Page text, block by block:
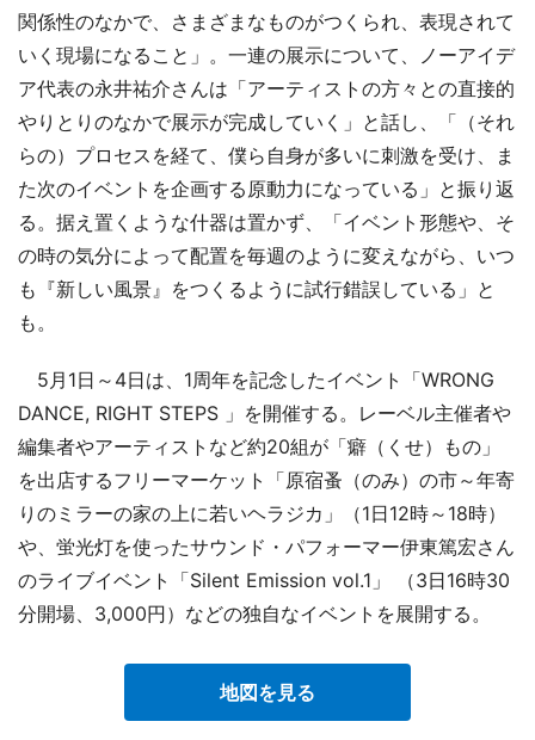
関係性のなかで、さまざまなものがつくられ、表現されて
いく現場になること」。一連の展示について、ノーアイデ
ア代表の永井祐介さんは「アーティストの方々との直接的
やりとりのなかで展示が完成していく」と話し、「（それ
らの）プロセスを経て、僕ら自身が多いに刺激を受け、ま
た次のイベントを企画する原動力になっている」と振り返
る。据え置くような什器は置かず、「イベント形態や、そ
の時の気分によって配置を毎週のように変えながら、いつ
も『新しい風景』をつくるように試行錯誤している」と
も。
5月1日～4日は、1周年を記念したイベント「WRONG
DANCE, RIGHT STEPS 」を開催する。レーベル主催者や
編集者やアーティストなど約20組が「癖（くせ）もの」
を出店するフリーマーケット「原宿蚤（のみ）の市～年寄
りのミラーの家の上に若いヘラジカ」（1日12時～18時）
や、蛍光灯を使ったサウンド・パフォーマー伊東篤宏さん
のライブイベント「Silent Emission vol.1」 （3日16時30
分開場、3,000円）などの独自なイベントを展開する。
地図を見る